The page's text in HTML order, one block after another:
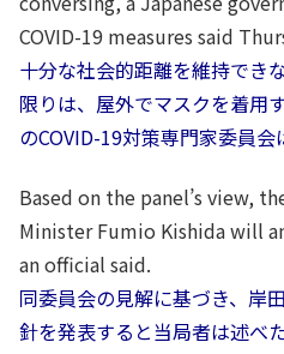
COVID-19 measures said
十分な社会的距離を維持でき
限りは、屋外でマスクを着用
のCOVID-19対策専門家委員会
Based on the panel’s view,
Minister Fumio Kishida will
an official said.
同委員会の見解に基づき、岸
針を発表すると当局者は述べた